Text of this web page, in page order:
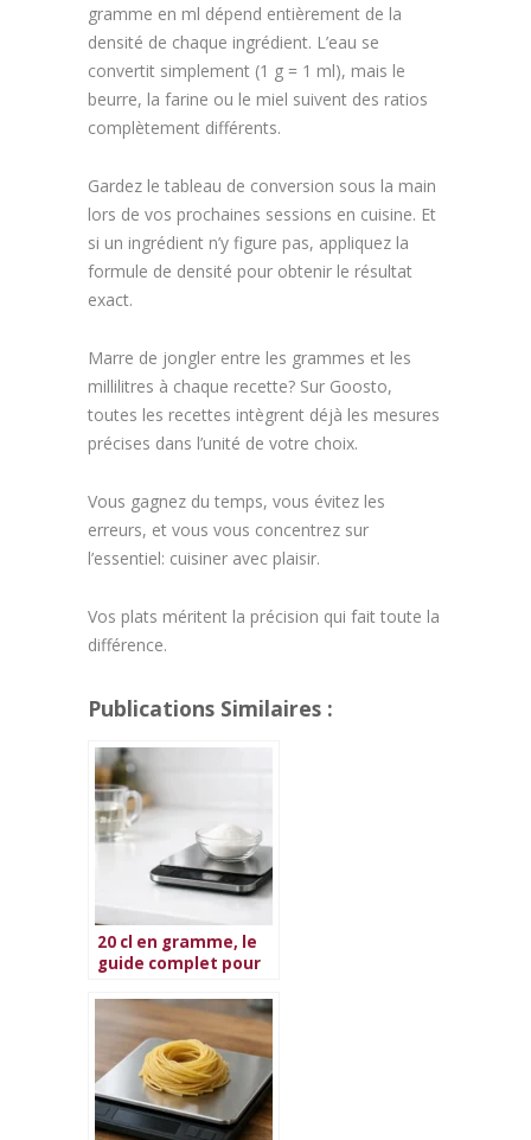
gramme en ml dépend entièrement de la
densité de chaque ingrédient. L’eau se
convertit simplement (1 g = 1 ml), mais le
beurre, la farine ou le miel suivent des ratios
complètement différents.
Gardez le tableau de conversion sous la main
lors de vos prochaines sessions en cuisine. Et
si un ingrédient n’y figure pas, appliquez la
formule de densité pour obtenir le résultat
exact.
Marre de jongler entre les grammes et les
millilitres à chaque recette? Sur Goosto,
toutes les recettes intègrent déjà les mesures
précises dans l’unité de votre choix.
Vous gagnez du temps, vous évitez les
erreurs, et vous vous concentrez sur
l’essentiel: cuisiner avec plaisir.
Vos plats méritent la précision qui fait toute la
différence.
Publications Similaires :
20 cl en gramme, le
guide complet pour